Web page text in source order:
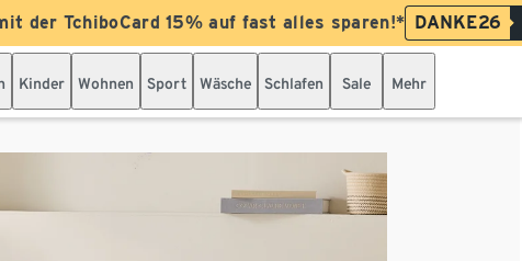
der TchiboCard 15% auf fast alles sparen!* DANKE26
Kinder Wohnen Sport Wäsche Schlafen Sale Mehr